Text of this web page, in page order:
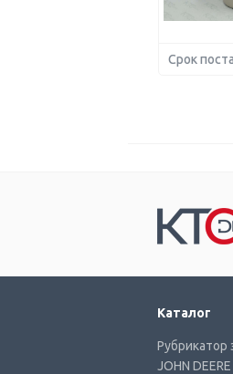
Срок
Каталог
Рубрикатор
JOHN DEERE